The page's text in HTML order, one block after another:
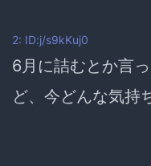
2: ID:j/s9kKuj0
6月に詰むとか言
ど、今どんな気持